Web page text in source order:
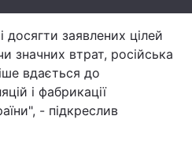
заявлених цілей
значних втрат, російська
вдається до
і фабрикації
- підкреслив